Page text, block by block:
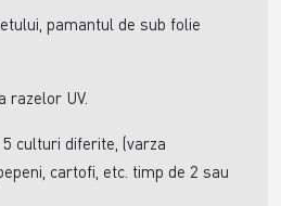
pamantul de sub folie
razelor UV.
culturi diferite, (varza
cartofi, etc. timp de 2 sau